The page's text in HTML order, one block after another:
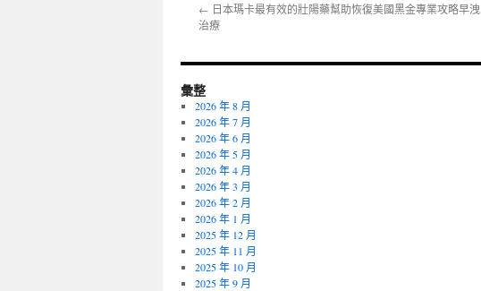
← 日本瑪卡最有效的壯陽藥幫助恢復美國黑金專業攻略早洩
治療
彙整
2026 年 8 月
2026 年 7 月
2026 年 6 月
2026 年 5 月
2026 年 4 月
2026 年 3 月
2026 年 2 月
2026 年 1 月
2025 年 12 月
2025 年 11 月
2025 年 10 月
2025 年 9 月